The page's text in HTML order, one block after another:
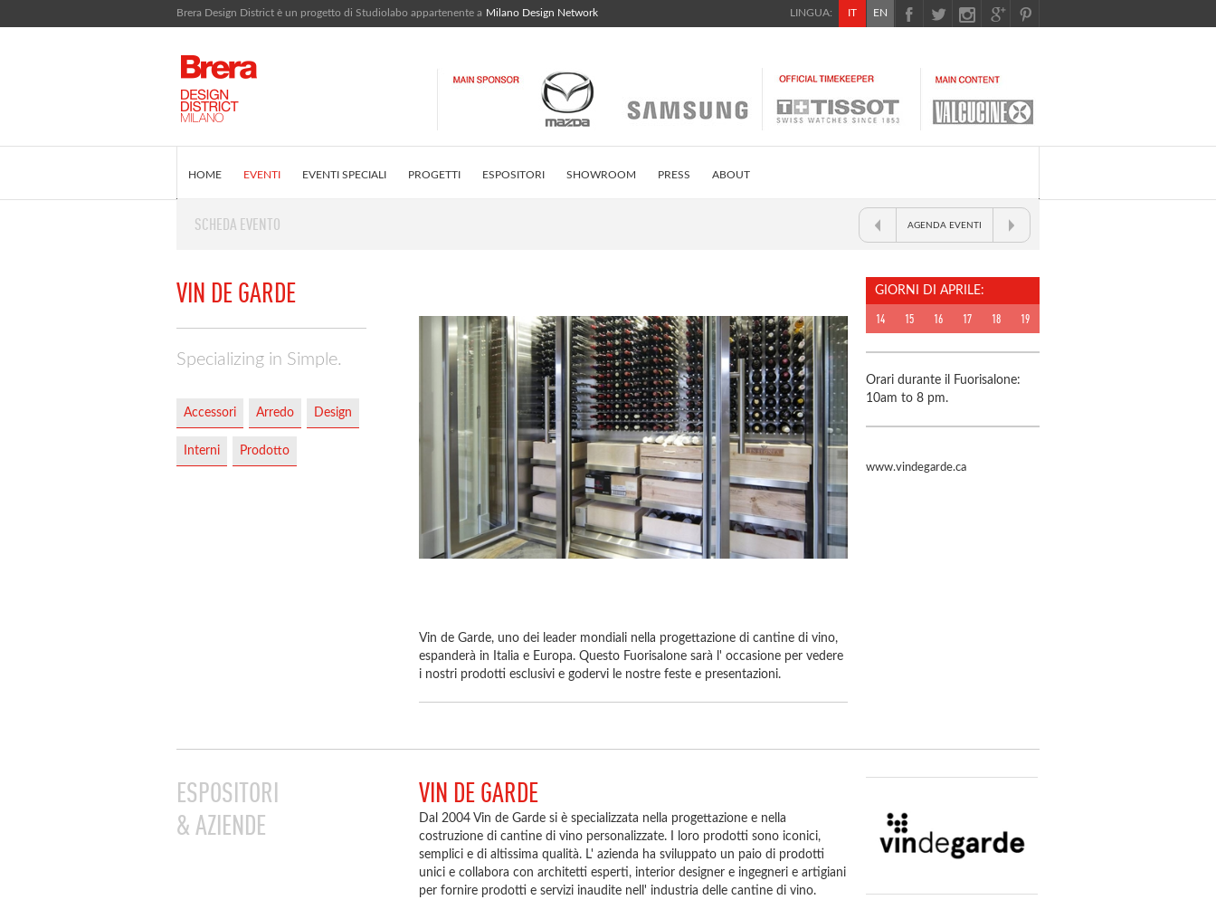
Brera Design District è un progetto di Studiolabo appartenente a Milano Design Network EN
IT
LINGUA:
HOME EVENTI EVENTI SPECIALI PROGETTI ESPOSITORI SHOWROOM PRESS ABOUT
EDITORIALE
SCHEDA EVENTO AGENDA EVENTI
VIN DE GARDE
Specializing in Simple.
Accessori Arredo Design
Interni Prodotto
Vin de Garde, uno dei leader mondiali nella progettazione di cantine di vino,
espanderà in Italia e Europa. Questo Fuorisalone sarà l' occasione per vedere
i nostri prodotti esclusivi e godervi le nostre feste e presentazioni.
GIORNI DI APRILE:
14 15 16 17 18 19
Orari durante il Fuorisalone:
10am to 8 pm.
www.vindegarde.ca
ESPOSITORI
& AZIENDE
VIN DE GARDE
Dal 2004 Vin de Garde si è specializzata nella progettazione e nella
costruzione di cantine di vino personalizzate. I loro prodotti sono iconici,
semplici e di altissima qualità. L' azienda ha sviluppato un paio di prodotti
unici e collabora con architetti esperti, interior designer e ingegneri e artigiani
per fornire prodotti e servizi inaudite nell' industria delle cantine di vino.